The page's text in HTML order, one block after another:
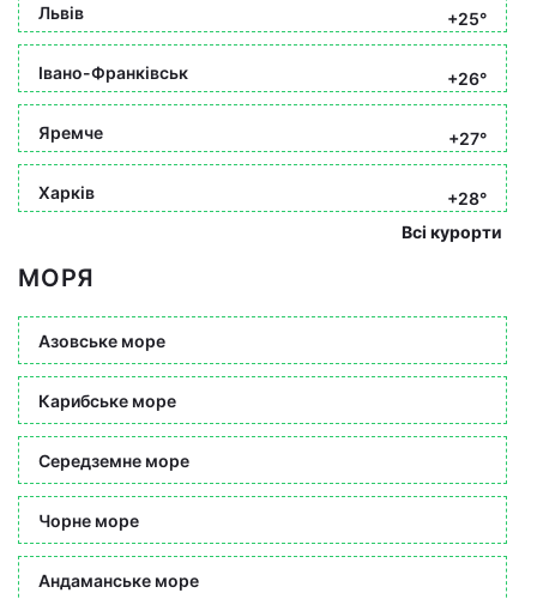
Львів +25°
Івано-Франківськ +26°
Яремче +27°
Харків
+28°
Всі курорти
МОРЯ
Азовське море
Карибське море
Середземне море
Чорне море
Андаманське море